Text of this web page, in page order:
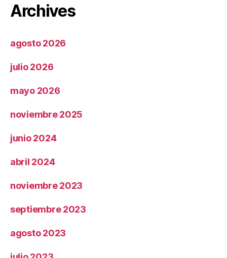
Archives
agosto 2026
julio 2026
mayo 2026
noviembre 2025
junio 2024
abril 2024
noviembre 2023
septiembre 2023
agosto 2023